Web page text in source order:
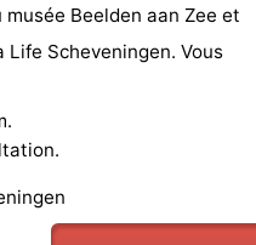
Beelden aan Zee et
Scheveningen. Vous